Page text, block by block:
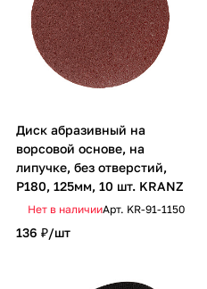
Диск абразивный на
ворсовой основе, на
липучке, без отверстий,
P180, 125мм, 10 шт. KRANZ
Нет в наличииАрт. KR-91-1150
136 ₽/шт